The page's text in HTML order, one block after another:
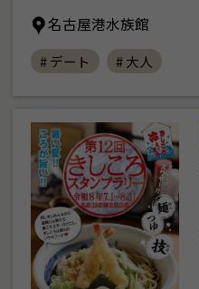
名古屋港水族館
# デート # 大人